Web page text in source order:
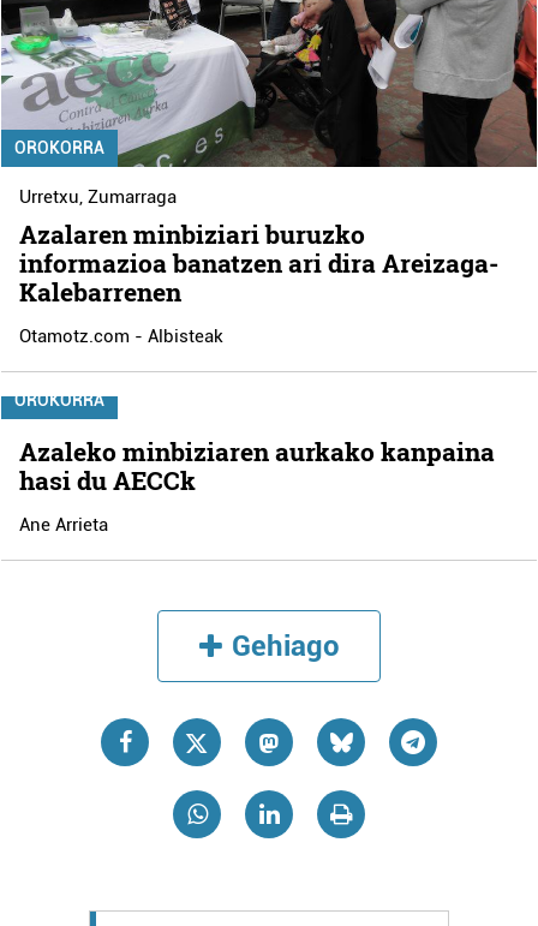
OROKORRA
Urretxu,Zumarraga
Azalaren minbiziari buruzko
informazioa banatzen ari dira Areizaga-
Kalebarrenen
Otamotz.com - Albisteak
OROKORRA
Azaleko minbiziaren aurkako kanpaina
hasi du AECCk
Ane Arrieta
Gehiago